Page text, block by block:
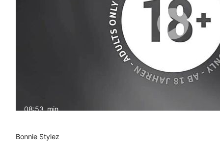
08:53 min
Bonnie Stylez